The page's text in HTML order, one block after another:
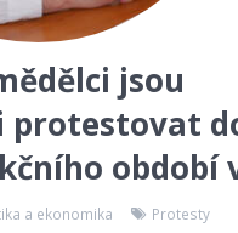
jsou
protestovat
období
a ekonomika Protesty